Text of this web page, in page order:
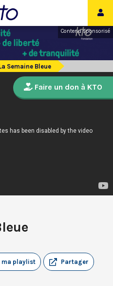
Contenu sponsorisé
Semaine Bleue
Partager
ma playlist
Faire un don à KTO